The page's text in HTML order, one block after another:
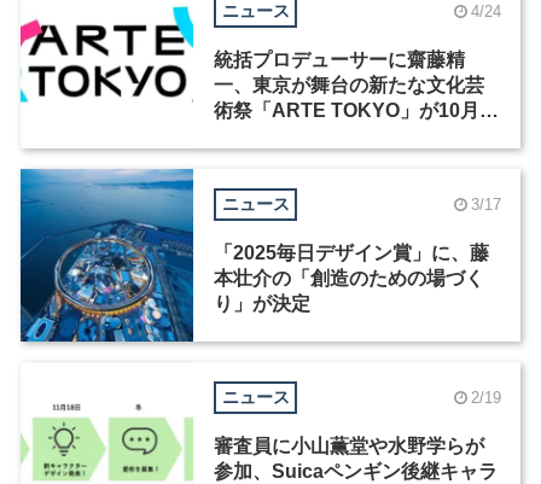
ニュース 4/24
統括プロデューサーに齋藤精
一、東京が舞台の新たな文化芸
術祭「ARTE TOKYO」が10月開
ニュース 3/17
「2025毎日デザイン賞」に、藤
本壮介の「創造のための場づく
り」が決定
ニュース 2/19
審査員に小山薫堂や水野学らが
参加、Suicaペンギン後継キャラ